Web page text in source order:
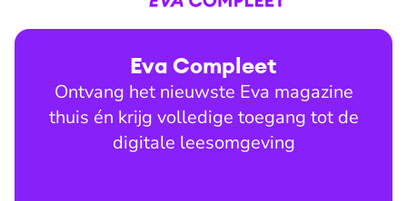
Eva Compleet
Ontvang het nieuwste Eva magazine
thuis én krijg volledige toegang tot de
digitale leesomgeving